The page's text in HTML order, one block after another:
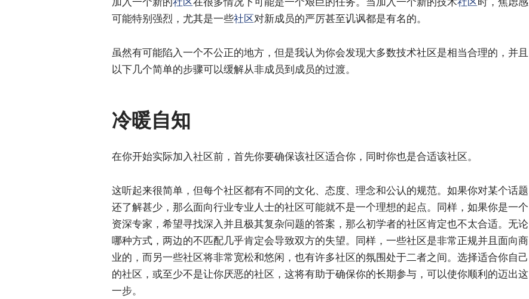
可能特别强烈，尤其是一些社区对新成员的严厉甚至讥讽都是有名的。
虽然有可能陷入一个不公正的地方，但是我认为你会发现大多数技术社区是相当合理的，并且
以下几个简单的步骤可以缓解从非成员到成员的过渡。
冷暖自知
在你开始实际加入社区前，首先你要确保该社区适合你，同时你也是合适该社区。
这听起来很简单，但每个社区都有不同的文化、态度、理念和公认的规范。如果你对某个话题
还了解甚少，那么面向行业专业人士的社区可能就不是一个理想的起点。同样，如果你是一个
资深专家，希望寻找深入并且极其复杂问题的答案，那么初学者的社区肯定也不太合适。无论
哪种方式，两边的不匹配几乎肯定会导致双方的失望。同样，一些社区是非常正规并且面向商
业的，而另一些社区将非常宽松和悠闲，也有许多社区的氛围处于二者之间。选择适合你自己
的社区，或至少不是让你厌恶的社区，这将有助于确保你的长期参与，可以使你顺利的迈出这
一步。